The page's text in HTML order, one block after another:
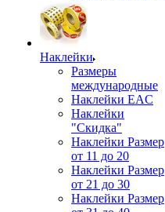
Наклейки
Размеры
международные
Наклейки EAC
Наклейки
"Скидка"
Наклейки Размер
от 11 до 20
Наклейки Размер
от 21 до 30
Наклейки Размер